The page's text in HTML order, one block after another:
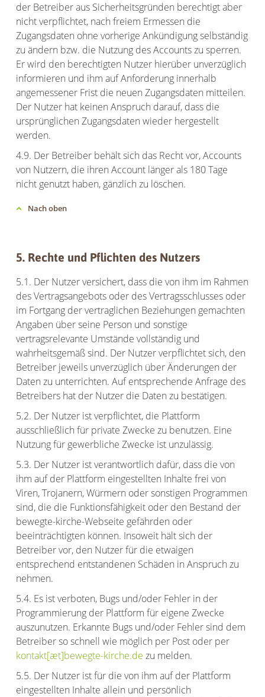
der Betreiber aus Sicherheitsgründen berechtigt aber
nicht verpflichtet, nach freiem Ermessen die
Zugangsdaten ohne vorherige Ankündigung selbständig
zu ändern bzw. die Nutzung des Accounts zu sperren.
Er wird den berechtigten Nutzer hierüber unverzüglich
informieren und ihm auf Anforderung innerhalb
angemessener Frist die neuen Zugangsdaten mitteilen.
Der Nutzer hat keinen Anspruch darauf, dass die
ursprünglichen Zugangsdaten wieder hergestellt
werden.
4.9. Der Betreiber behält sich das Recht vor, Accounts
von Nutzern, die ihren Account länger als 180 Tage
nicht genutzt haben, gänzlich zu löschen.
Nach oben
5. Rechte und Pflichten des Nutzers
5.1. Der Nutzer versichert, dass die von ihm im Rahmen
des Vertragsangebots oder des Vertragsschlusses oder
im Fortgang der vertraglichen Beziehungen gemachten
Angaben über seine Person und sonstige
vertragsrelevante Umstände vollständig und
wahrheitsgemäß sind. Der Nutzer verpflichtet sich, den
Betreiber jeweils unverzüglich über Änderungen der
Daten zu unterrichten. Auf entsprechende Anfrage des
Betreibers hat der Nutzer die Daten zu bestätigen.
5.2. Der Nutzer ist verpflichtet, die Plattform
ausschließlich für private Zwecke zu benutzen. Eine
Nutzung für gewerbliche Zwecke ist unzulässig.
5.3. Der Nutzer ist verantwortlich dafür, dass die von
ihm auf der Plattform eingestellten Inhalte frei von
Viren, Trojanern, Würmern oder sonstigen Programmen
sind, die die Funktionsfähigkeit oder den Bestand der
bewegte-kirche-Webseite gefährden oder
beeinträchtigten können. Insoweit hält sich der
Betreiber vor, den Nutzer für die etwaigen
entsprechend entstandenen Schäden in Anspruch zu
nehmen.
5.4. Es ist verboten, Bugs und/oder Fehler in der
Programmierung der Plattform für eigene Zwecke
auszunutzen. Erkannte Bugs und/oder Fehler sind dem
Betreiber so schnell wie möglich per Post oder per
kontakt[æt]bewegte-kirche.de zu melden.
5.5. Der Nutzer ist für die von ihm auf der Plattform
eingestellten Inhalte allein und persönlich